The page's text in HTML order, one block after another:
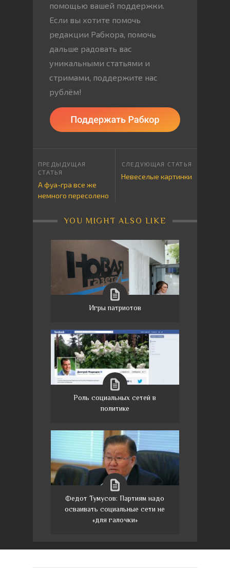
помощью вашей поддержки.
Если вы хотите помочь
редакции Рабкора, помочь
дальше радовать вас
уникальными статьями и
стримами, поддержите нас
рублём!
А фуа-гра все же
немного пересолено
Невеселые картинки
YOU MIGHT ALSO LIKE
Игры патриотов
Роль социальных сетей в
политике
Федот Тумусов: Партиям надо
осваивать социальные сети не
«для галочки»